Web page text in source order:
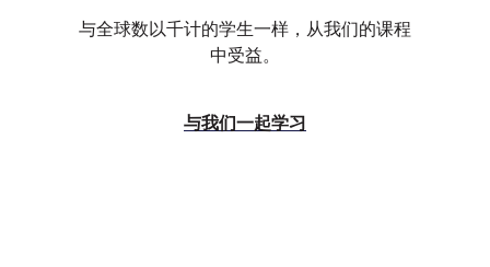
与全球数以千计的学生一样，从我们的课程
中受益。
与我们一起学习